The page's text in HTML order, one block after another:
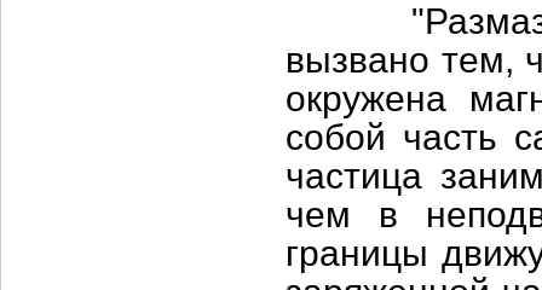
вызвано тем,
окружена
собой часть
частица
чем в
границы